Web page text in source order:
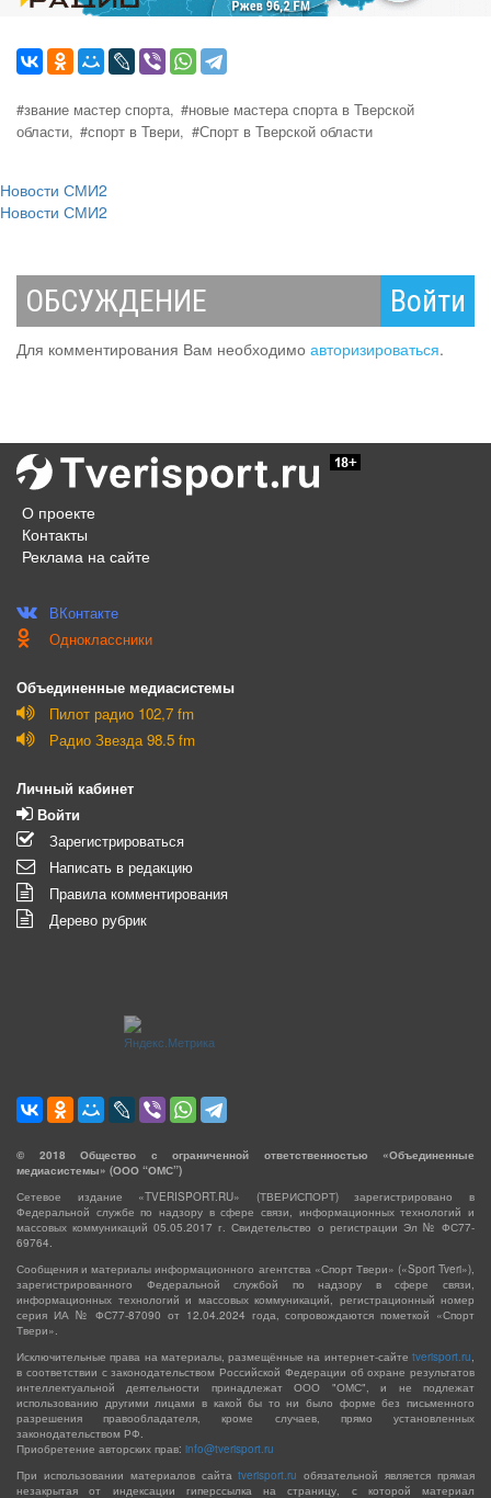
#звание мастер спорта, #новые мастера спорта в Тверской
области, #спорт в Твери, #Спорт в Тверской области
Новости СМИ2
Новости СМИ2
ОБСУЖДЕНИЕ Войти
Для комментирования Вам необходимо авторизироваться.
О проекте
Контакты
Реклама на сайте
ВКонтакте
Одноклассники
Объединенные медиасистемы
Пилот радио 102,7 fm
Радио Звезда 98.5 fm
Личный кабинет
Войти
Зарегистрироваться
Написать в редакцию
Правила комментирования
Дерево рубрик
© 2018 Общество с ограниченной ответственностью «Объединенные
медиасистемы» (ООО “ОМС”)
Сетевое издание «TVERISPORT.RU» (ТВЕРИСПОРТ) зарегистрировано в
Федеральной службе по надзору в сфере связи, информационных технологий и
массовых коммуникаций 05.05.2017 г. Свидетельство о регистрации Эл № ФС77-
69764.
Сообщения и материалы информационного агентства «Спорт Твери» («Sport Tveri»),
зарегистрированного Федеральной службой по надзору в сфере связи,
информационных технологий и массовых коммуникаций, регистрационный номер
серия ИА № ФС77-87090 от 12.04.2024 года, сопровождаются пометкой «Спорт
Твери».
Исключительные права на материалы, размещённые на интернет-сайте tverisport.ru,
в соответствии с законодательством Российской Федерации об охране результатов
интеллектуальной деятельности принадлежат ООО "ОМС", и не подлежат
использованию другими лицами в какой бы то ни было форме без письменного
разрешения правообладателя, кроме случаев, прямо установленных
законодательством РФ.
Приобретение авторских прав: info@tverisport.ru
При использовании материалов сайтаtverisport.ru обязательной является прямая
незакрытая от индексации гиперссылка на страницу, с которой материал